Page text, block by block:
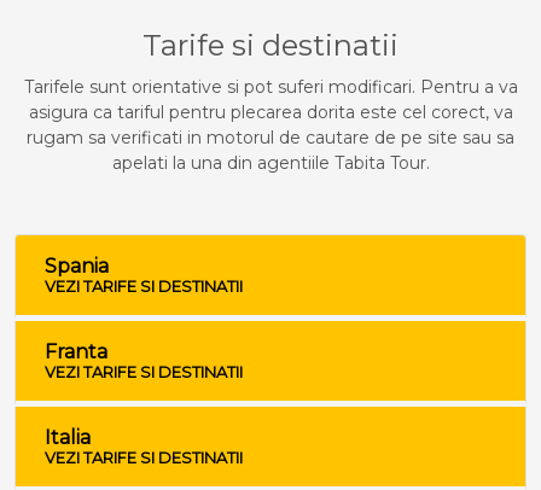
Tarife si destinatii
Tarifele sunt orientative si pot suferi modificari. Pentru a va
asigura ca tariful pentru plecarea dorita este cel corect, va
rugam sa verificati in motorul de cautare de pe site sau sa
apelati la una din agentiile Tabita Tour.
Spania
VEZI TARIFE SI DESTINATII
Franta
VEZI TARIFE SI DESTINATII
Italia
VEZI TARIFE SI DESTINATII